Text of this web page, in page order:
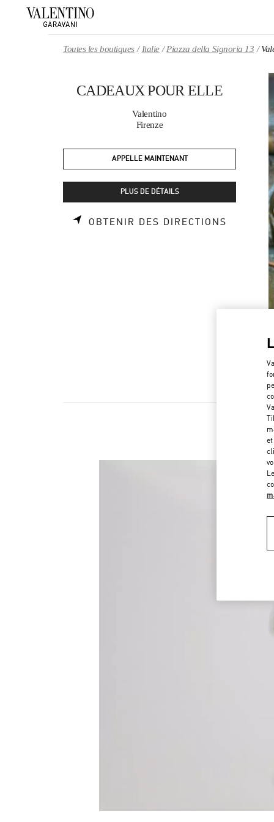
Toutes les boutiques Italie Piazza della Signoria 13
CADEAUX POUR ELLE
Valentino
Firenze
APPELLE MAINTENANT
PLUS DE DÉTAILS
OBTENIR DES DIRECTIONS LINK